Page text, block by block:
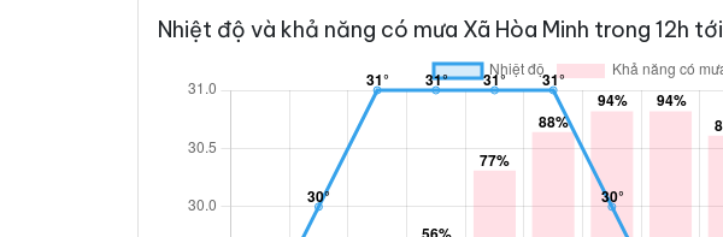
Nhiệt độ và khả năng có mưa Xã Hòa Minh trong 12h tới